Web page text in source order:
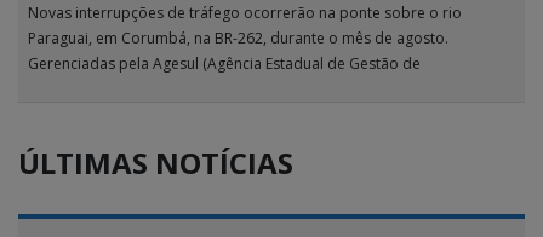
Novas interrupções de tráfego ocorrerão na ponte sobre o rio
Paraguai, em Corumbá, na BR-262, durante o mês de agosto.
Gerenciadas pela Agesul (Agência Estadual de Gestão de
ÚLTIMAS NOTÍCIAS